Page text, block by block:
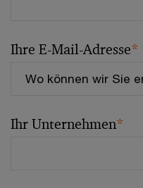
Ihre E-Mail-Adresse*
Ihr Unternehmen*